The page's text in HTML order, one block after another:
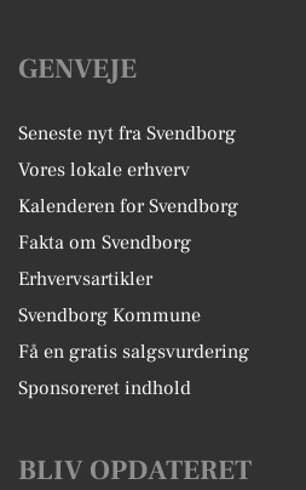
GENVEJE
Seneste nyt fra Svendborg
Vores lokale erhverv
Kalenderen for Svendborg
Fakta om Svendborg
Erhvervsartikler
Svendborg Kommune
Få en gratis salgsvurdering
Sponsoreret indhold
BLIV OPDATERET